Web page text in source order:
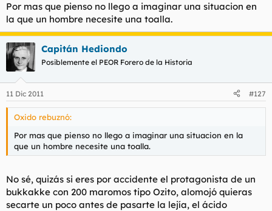
Por mas que pienso no llego a imaginar una situacion en
la que un hombre necesite una toalla.
Capitán Hediondo
Posiblemente el PEOR Forero de la Historia
11 Dic 2011 #127
Oxido rebuznó:
Por mas que pienso no llego a imaginar una situacion en la
que un hombre necesite una toalla.
No sé, quizás si eres por accidente el protagonista de un
bukkakke con 200 maromos tipo Ozito, alomojó quieras
secarte un poco antes de pasarte la lejía, el ácido